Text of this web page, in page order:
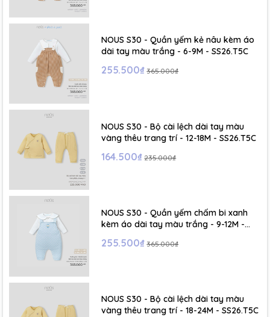
☁️ Bảng Size Mũ, Giày và Phụ kiện :
- NB : Dưới 6 kg
- Size S: 0-6 tháng
- Size M : 6-12 tháng
- Size L : 12-24 tháng
- Size XL :2- 6 tuổi
NOUS S30 - Quần yếm kẻ nâu kèm áo
dài tay màu trắng - 6-9M - SS26.T5C
255.500₫ 365.000₫
NOUS S30 - Bộ cài lệch dài tay màu
vàng thêu trang trí - 12-18M - SS26.T5C
164.500₫ 235.000₫
NOUS S30 - Quần yếm chấm bi xanh
kèm áo dài tay màu trắng - 9-12M -
255.500₫ 365.000₫
NOUS S30 - Bộ cài lệch dài tay màu
vàng thêu trang trí - 18-24M - SS26.T5C